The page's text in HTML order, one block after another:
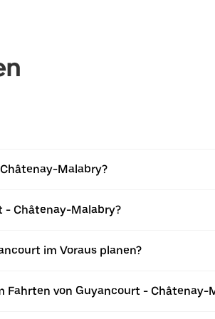
Malabry?
- Châtenay-Malabry?
im Voraus planen?
Fahrten von Guyancourt -